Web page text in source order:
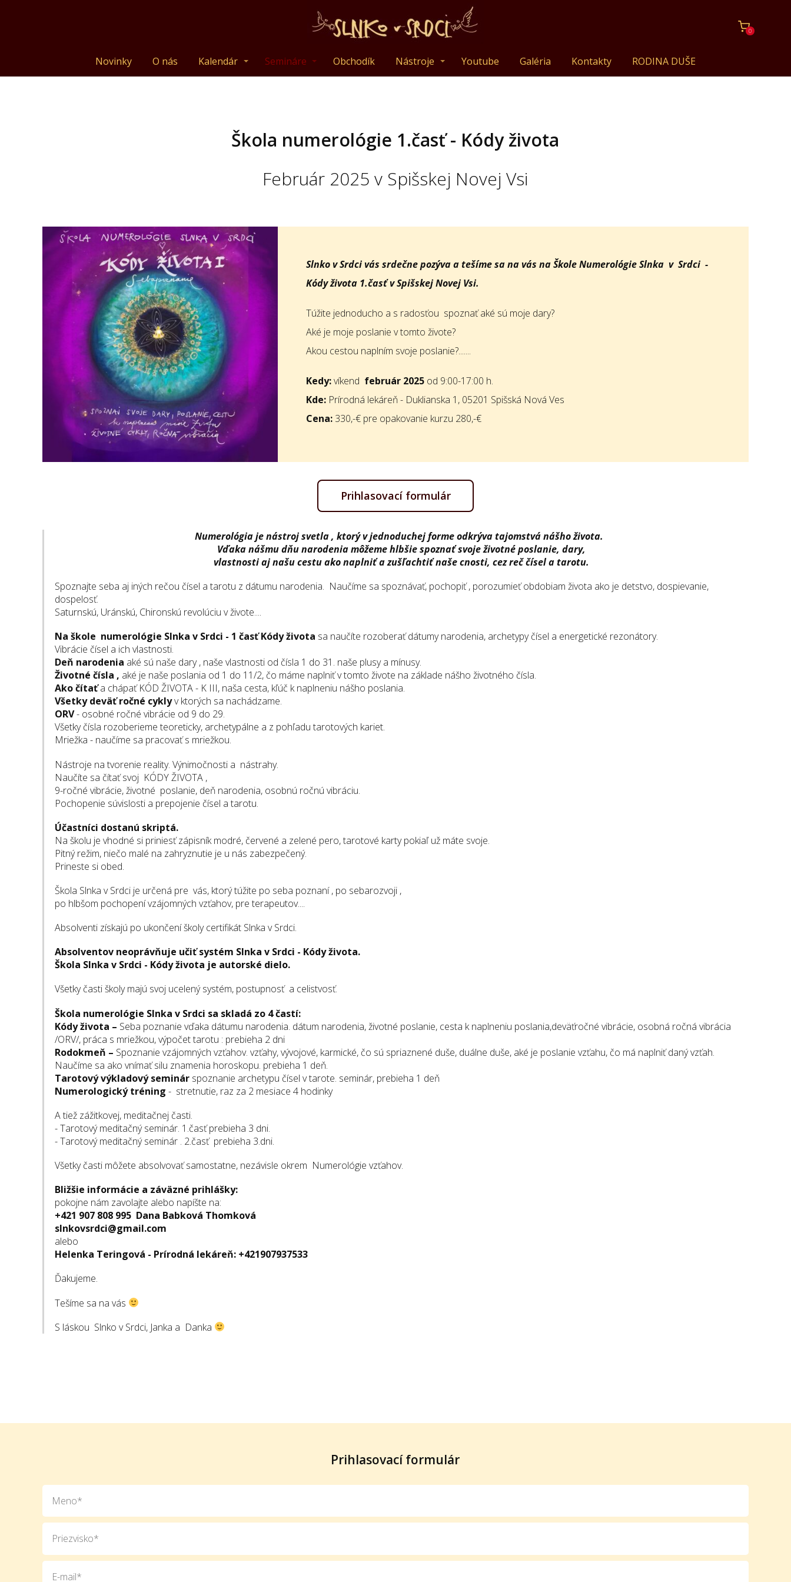
0
Novinky O nás Kalendár Semináre Obchodík Nástroje Youtube Galéria Kontakty RODINA DUŠE
Škola numerológie 1.časť - Kódy života
Február 2025 v Spišskej Novej Vsi
Slnko v Srdci vás srdečne pozýva a tešíme sa na vás na Škole Numerológie Slnka v Srdci -
Kódy života 1.časť v Spišskej Novej Vsi.
Túžite jednoducho a s radosťou spoznať aké sú moje dary?
Aké je moje poslanie v tomto živote?
Akou cestou naplním svoje poslanie?.......
Kedy:víkend február 2025 od 9:00-17:00 h.
Kde: Prírodná lekáreň - Duklianska 1, 05201 Spišská Nová Ves
Cena: 330,-€ pre opakovanie kurzu 280,-€
Prihlasovací formulár
Numerológia je nástroj svetla , ktorý v jednoduchej forme odkrýva tajomstvá nášho života.
Vďaka nášmu dňu narodenia môžeme hlbšie spoznať svoje životné poslanie, dary,
vlastnosti aj našu cestu ako naplniť a zušľachtiť naše cnosti, cez reč čísel a tarotu.
Spoznajte seba aj iných rečou čísel a tarotu z dátumu narodenia. Naučíme sa spoznávať, pochopiť , porozumieť obdobiam života ako je detstvo, dospievanie,
dospelosť.
Saturnskú, Uránskú, Chironskú revolúciu v živote....
Na škole numerológie Slnka v Srdci - 1 časť Kódy života sa naučíte rozoberať dátumy narodenia, archetypy čísel a energetické rezonátory.
Vibrácie čísel a ich vlastnosti.
Deň narodenia aké sú naše dary , naše vlastnosti od čísla 1 do 31. naše plusy a mínusy.
Životné čísla , aké je naše poslania od 1 do 11/2, čo máme naplniť v tomto živote na základe nášho životného čísla.
Ako čítaťa chápať KÓD ŽIVOTA - K III, naša cesta, kľúč k naplneniu nášho poslania.
Všetky deväť ročné cyklyv ktorých sa nachádzame.
ORV- osobné ročné vibrácie od 9 do 29.
Všetky čísla rozoberieme teoreticky, archetypálne a z pohľadu tarotových kariet.
Mriežka - naučíme sa pracovať s mriežkou.
Nástroje na tvorenie reality. Výnimočnosti a nástrahy.
Naučíte sa čítať svoj KÓDY ŽIVOTA ,
9-ročné vibrácie, životné poslanie, deň narodenia, osobnú ročnú vibráciu.
Pochopenie súvislosti a prepojenie čísel a tarotu.
Účastníci dostanú skriptá.
Na školu je vhodné si priniesť zápisník modré, červené a zelené pero, tarotové karty pokiaľ už máte svoje.
Pitný režim, niečo malé na zahryznutie je u nás zabezpečený.
Prineste si obed.
Škola Slnka v Srdci je určená pre vás, ktorý túžite po seba poznaní , po sebarozvoji ,
po hlbšom pochopení vzájomných vzťahov, pre terapeutov....
Absolventi získajú po ukončení školy certifikát Slnka v Srdci.
Absolventov neoprávňuje učiť systém Slnka v Srdci - Kódy života.
Škola Slnka v Srdci - Kódy života je autorské dielo.
Všetky časti školy majú svoj ucelený systém, postupnosť a celistvosť.
Škola numerológie Slnka v Srdci sa skladá zo 4 častí:
Kódy života – Seba poznanie vďaka dátumu narodenia. dátum narodenia, životné poslanie, cesta k naplneniu poslania,deväťročné vibrácie, osobná ročná vibrácia
/ORV/, práca s mriežkou, výpočet tarotu : prebieha 2 dni
Rodokmeň – Spoznanie vzájomných vzťahov. vzťahy, vývojové, karmické, čo sú spriaznené duše, duálne duše, aké je poslanie vzťahu, čo má naplniť daný vzťah.
Naučíme sa ako vnímať silu znamenia horoskopu. prebieha 1 deň.
Tarotový výkladový seminárspoznanie archetypu čísel v tarote. seminár, prebieha 1 deň
Numerologický tréning - stretnutie, raz za 2 mesiace 4 hodinky
A tiež zážitkovej, meditačnej časti.
- Tarotový meditačný seminár. 1.časť prebieha 3 dni.
- Tarotový meditačný seminár . 2.časť prebieha 3.dni.
Všetky časti môžete absolvovať samostatne, nezávisle okrem Numerológie vzťahov.
Bližšie informácie a záväzné prihlášky:
pokojne nám zavolajte alebo napíšte na:
+421 907 808 995 Dana Babková Thomková
slnkovsrdci@gmail.com
alebo
Helenka Teringová - Prírodná lekáreň: +421907937533
Ďakujeme.
Tešíme sa na vás
S láskou Slnko v Srdci, Janka a Danka
Prihlasovací formulár